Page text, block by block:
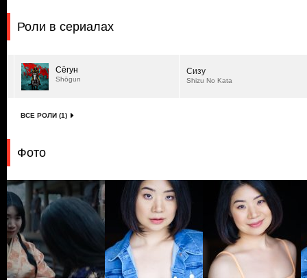
Роли в сериалах
Сёгун
Shōgun
Сизу
Shizu No Kata
ВСЕ РОЛИ (1)
Фото